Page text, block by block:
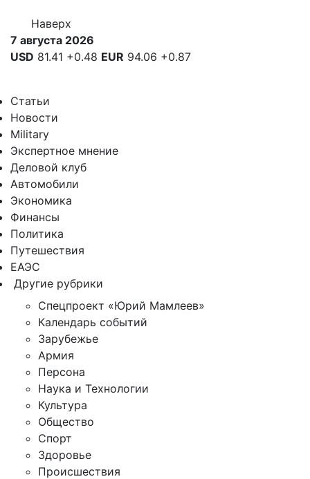
Наверх
7 августа 2026
USD 81.41 +0.48 EUR 94.06 +0.87
Статьи
Новости
Military
Экспертное мнение
Деловой клуб
Автомобили
Экономика
Финансы
Политика
Путешествия
ЕАЭС
Другие рубрики
Спецпроект «Юрий Мамлеев»
Календарь событий
Зарубежье
Армия
Персона
Наука и Технологии
Культура
Общество
Спорт
Здоровье
Происшествия